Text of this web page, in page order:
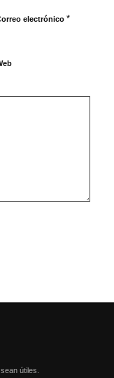
electrónico *
útiles.